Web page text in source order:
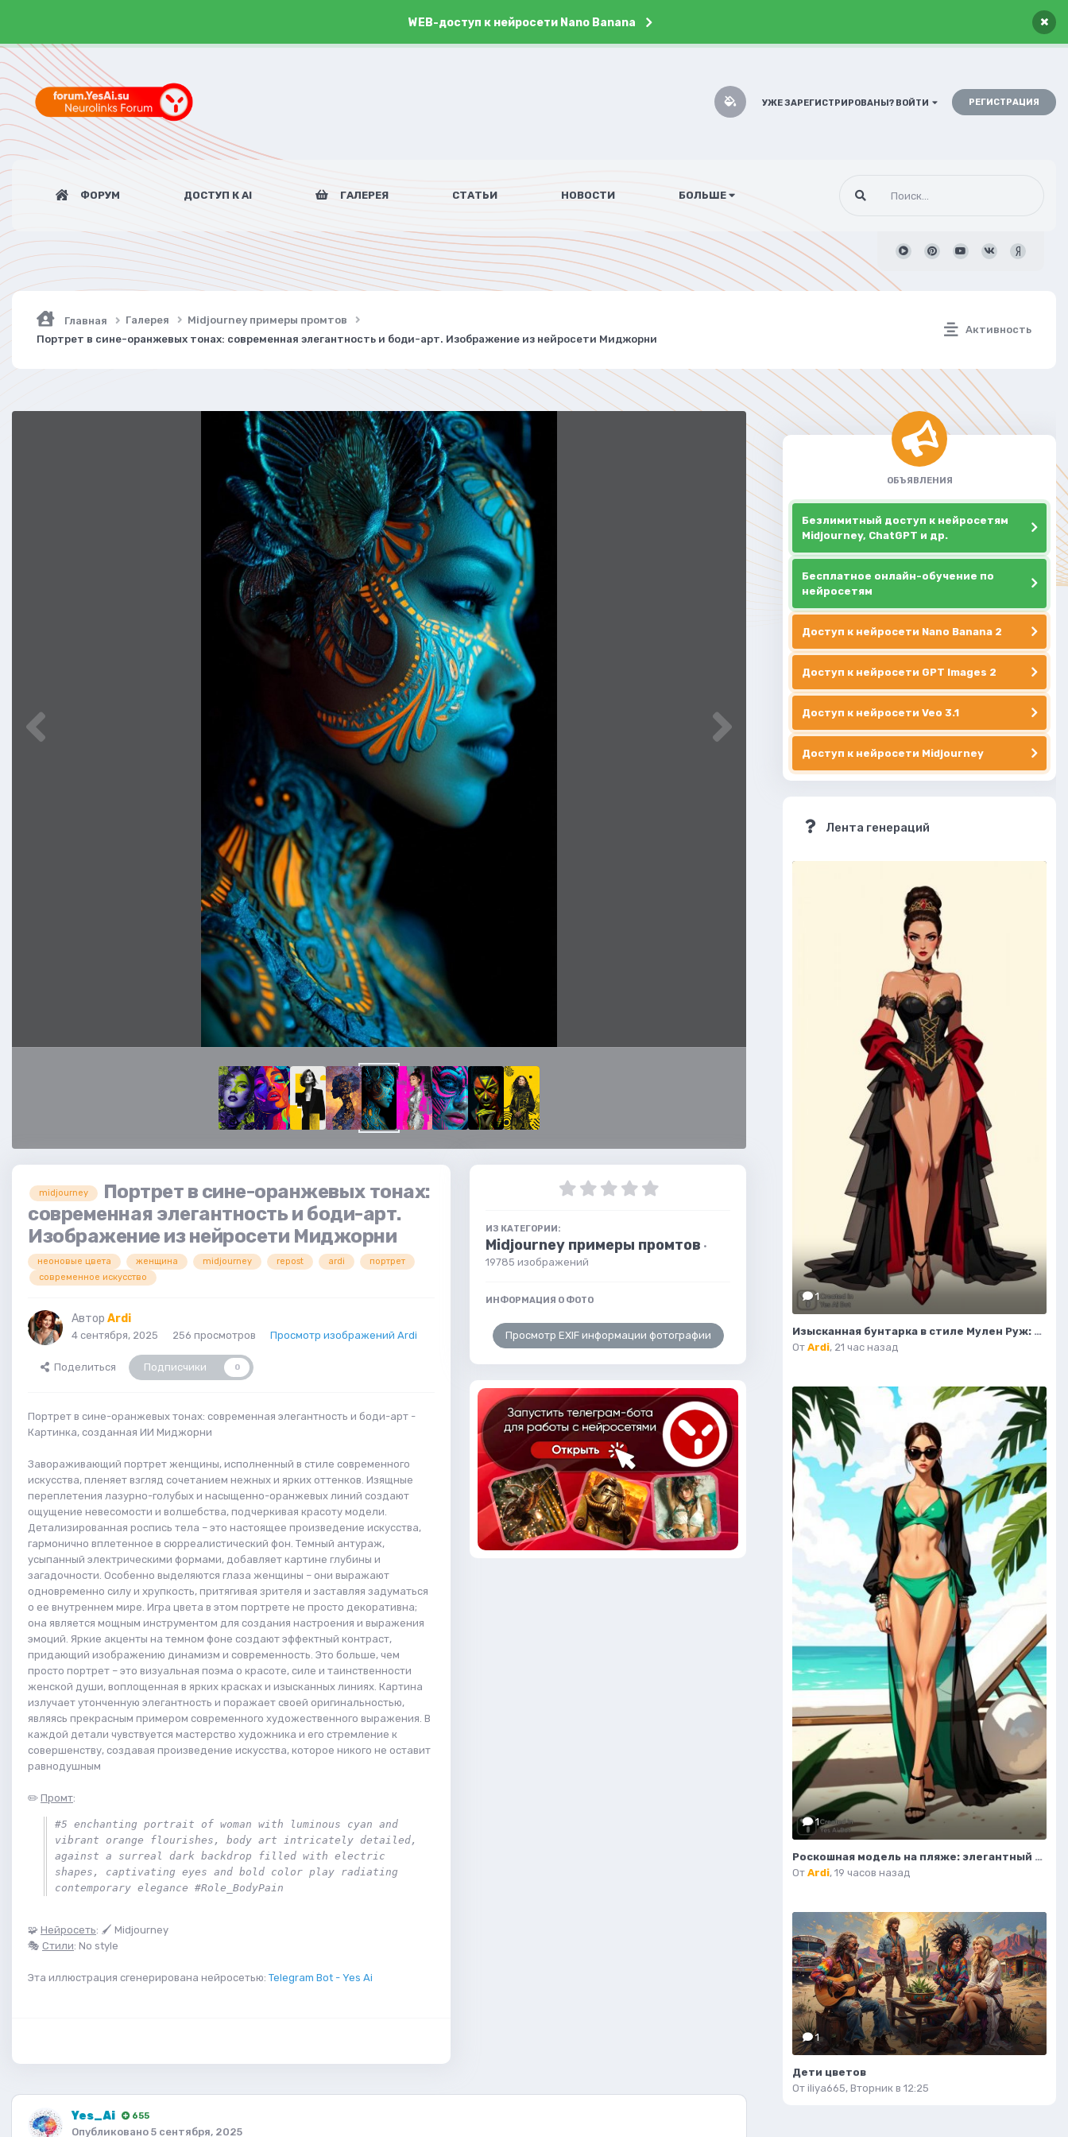
WEB-доступ к нейросети Nano Banana ×
УЖЕ ЗАРЕГИСТРИРОВАНЫ? ВОЙТИ РЕГИСТРАЦИЯ
ФОРУМ ДОСТУП К AI ГАЛЕРЕЯ СТАТЬИ НОВОСТИ БОЛЬШЕ
Активность
Главная Галерея
Midjourney примеры промтов
Портрет в сине-оранжевых тонах: современная элегантность и боди-арт. Изображение из нейросети Миджорни
midjourney
Портрет в сине-оранжевых тонах:
современная элегантность и боди-арт.
Изображение из нейросети Миджорни
неоновые цвета женщина midjourney repost ardi
портрет
современное искусство
Автор Ardi
4 сентября, 2025 256 просмотров Просмотр изображений Ardi
Поделиться Подписчики 0
Портрет в сине-оранжевых тонах: современная элегантность и боди-арт -
Картинка, созданная ИИ Миджорни
Завораживающий портрет женщины, исполненный в стиле современного
искусства, пленяет взгляд сочетанием нежных и ярких оттенков. Изящные
переплетения лазурно-голубых и насыщенно-оранжевых линий создают
ощущение невесомости и волшебства, подчеркивая красоту модели.
Детализированная роспись тела – это настоящее произведение искусства,
гармонично вплетенное в сюрреалистический фон. Темный антураж,
усыпанный электрическими формами, добавляет картине глубины и
загадочности. Особенно выделяются глаза женщины – они выражают
одновременно силу и хрупкость, притягивая зрителя и заставляя задуматься
о ее внутреннем мире. Игра цвета в этом портрете не просто декоративна;
она является мощным инструментом для создания настроения и выражения
эмоций. Яркие акценты на темном фоне создают эффектный контраст,
придающий изображению динамизм и современность. Это больше, чем
просто портрет – это визуальная поэма о красоте, силе и таинственности
женской души, воплощенная в ярких красках и изысканных линиях. Картина
излучает утонченную элегантность и поражает своей оригинальностью,
являясь прекрасным примером современного художественного выражения. В
каждой детали чувствуется мастерство художника и его стремление к
совершенству, создавая произведение искусства, которое никого не оставит
равнодушным
✏️ Промт:
#5 enchanting portrait of woman with luminous cyan and
vibrant orange flourishes, body art intricately detailed,
against a surreal dark backdrop filled with electric
shapes, captivating eyes and bold color play radiating
contemporary elegance #Role_BodyPain
🧩 Нейросеть: 🖌 Midjourney
🎭 Стили: No style
Эта иллюстрация сгенерирована нейросетью: Telegram Bot - Yes Ai
ИЗ КАТЕГОРИИ:
Midjourney примеры промтов ·
19785 изображений
ИНФОРМАЦИЯ О ФОТО
Просмотр EXIF информации фотографии
Yes_Ai 655
Опубликовано 5 сентября, 2025
ОБЪЯВЛЕНИЯ
Безлимитный доступ к нейросетям
Midjourney, ChatGPT и др.
Бесплатное онлайн-обучение по
нейросетям
Доступ к нейросети Nano Banana 2
Доступ к нейросети GPT Images 2
Доступ к нейросети Veo 3.1
Доступ к нейросети Midjourney
Лента генераций
1
Изысканная бунтарка в стиле Мулен Руж: мода и элегантность. Генерация из нейронной сети Flux Ai
От Ardi, 21 час назад
1
Роскошная модель на пляже: элегантный силуэт и изысканный стиль. Картинка из нейросети Flux.1
От Ardi, 19 часов назад
1
Дети цветов
От iliya665, Вторник в 12:25